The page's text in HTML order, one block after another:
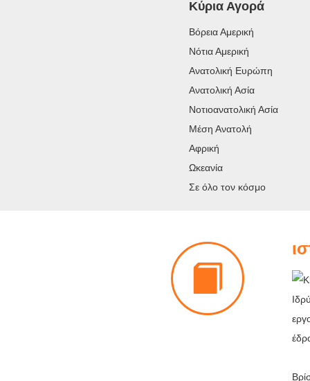
Κύρια Αγορά
Βόρεια Αμερική
Νότια Αμερική
Ανατολική Ευρώπη
Ανατολική Ασία
Νοτιοανατολική Ασία
Μέση Ανατολή
Αφρική
Ωκεανία
Σε όλο τον κόσμο